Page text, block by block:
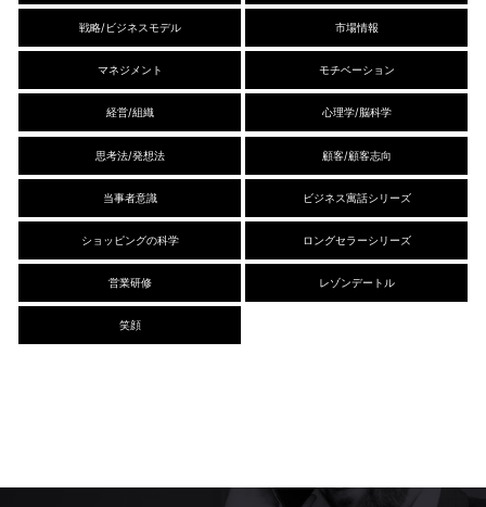
戦略/ビジネスモデル 市場情報
マネジメント モチベーション
経営/組織 心理学/脳科学
思考法/発想法 顧客/顧客志向
当事者意識 ビジネス寓話シリーズ
ショッピングの科学 ロングセラーシリーズ
営業研修 レゾンデートル
笑顔